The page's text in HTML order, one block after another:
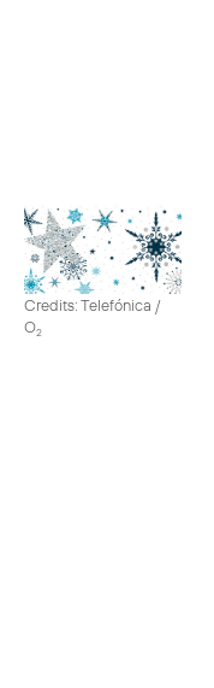
Credits: Telefónica /
O2